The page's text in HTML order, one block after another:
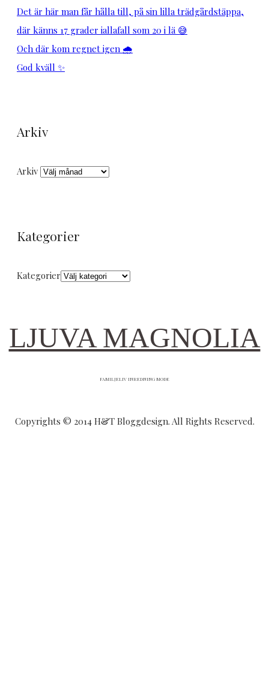
Det är här man får hålla till, på sin lilla trädgårdstäppa,
där känns 17 grader iallafall som 20 i lä 😅
Och där kom regnet igen 🌧️
God kväll ✨
Arkiv
Arkiv
Kategorier
Kategorier
LJUVA MAGNOLIA
FAMILJELIV INREDNING MODE
Copyrights © 2014 H&T Bloggdesign. All Rights Reserved.